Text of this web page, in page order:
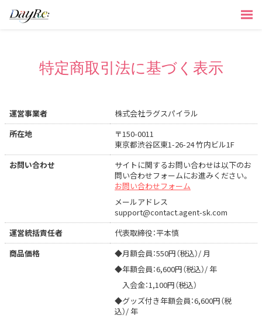
特定商取引法に基づく表示
運営事業者
株式会社ラグスパイラル
所在地
〒150-0011
東京都渋谷区東1-26-24 竹内ビル1F
お問い合わせ
サイトに関するお問い合わせは以下のお
問い合わせフォームにお進みください。
お問い合わせフォーム
メールアドレス
support@contact.agent-sk.com
運営統括責任者
代表取締役：平本慎
商品価格
◆月額会員：550円（税込）/ 月
◆年額会員：6,600円（税込）/ 年
入会金：1,100円（税込）
◆グッズ付き年額会員：6,600円（税
込）/ 年